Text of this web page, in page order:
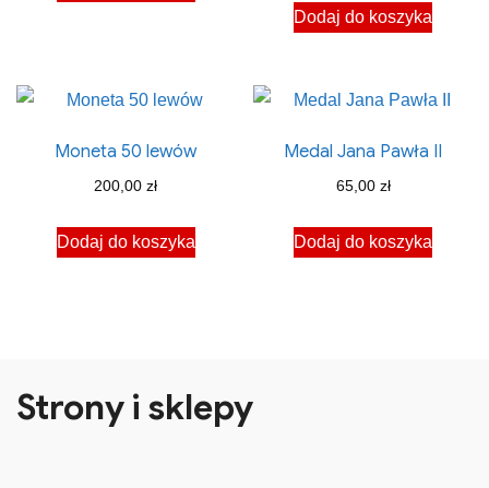
Dodaj do koszyka
Moneta 50 lewów
200,00zł
Dodaj do koszyka
Medal Jana Pawła II
65,00 zł
Dodaj do koszyka
Strony i sklepy